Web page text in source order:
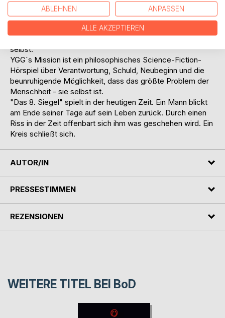
aufbrechen - ohne Erwachsene, ohne alte Strukturen, ohne
Macht.
Doch während das Raumschiff ins All startet, beginnt YGG
zu zweifeln. Nicht am Projekt. Sondern am Menschen
selbst.
YGG´s Mission ist ein philosophisches Science-Fiction-
Hörspiel über Verantwortung, Schuld, Neubeginn und die
beunruhigende Möglichkeit, dass das größte Problem der
Menschheit - sie selbst ist.
"Das 8. Siegel" spielt in der heutigen Zeit. Ein Mann blickt
am Ende seiner Tage auf sein Leben zurück. Durch einen
Riss in der Zeit offenbart sich ihm was geschehen wird. Ein
Kreis schließt sich.
AUTOR/IN
PRESSESTIMMEN
REZENSIONEN
WEITERE TITEL BEI BoD
ABLEHNEN ANPASSEN
ALLE AKZEPTIEREN